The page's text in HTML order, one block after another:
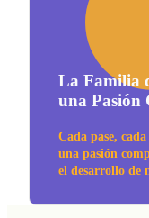
La Familia
una Pasión
Cada pase,
una pasión
el desarrollo de